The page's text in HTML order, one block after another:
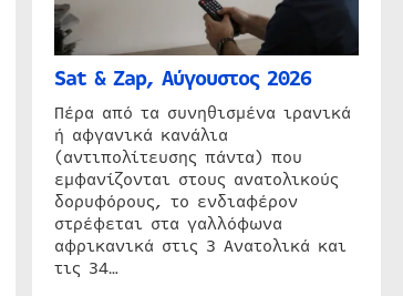
Sat & Zap, Αύγουστος 2026
Πέρα από τα συνηθισμένα ιρανικά
ή αφγανικά κανάλια
(αντιπολίτευσης πάντα) που
εμφανίζονται στους ανατολικούς
δορυφόρους, το ενδιαφέρον
στρέφεται στα γαλλόφωνα
αφρικανικά στις 3 Ανατολικά και
τις 34…